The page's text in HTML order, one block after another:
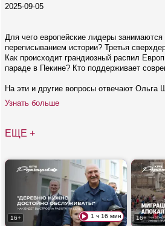
2025-09-05
Для чего европейские лидеры
переписыванием истории? Третья
Как происходит грандиозный распил
параде в Пекине? Кто поддерживает
На эти и другие вопросы отвечают Ольга
Узнать больше
ЕЩЕ +
16+ 1 ч 16 мин 16+